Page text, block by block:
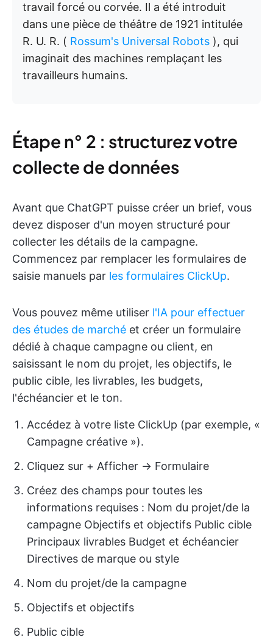
travail forcé ou corvée. Il a été introduit
dans une pièce de théâtre de 1921 intitulée
R. U. R. ( Rossum's Universal Robots ), qui
imaginait des machines remplaçant les
travailleurs humains.
Étape n° 2 : structurez votre
collecte de données
Avant que ChatGPT puisse créer un brief, vous
devez disposer d'un moyen structuré pour
collecter les détails de la campagne.
Commencez par remplacer les formulaires de
saisie manuels par les formulaires ClickUp.
Vous pouvez même utiliser l'IA pour effectuer
des études de marché et créer un formulaire
dédié à chaque campagne ou client, en
saisissant le nom du projet, les objectifs, le
public cible, les livrables, les budgets,
l'échéancier et le ton.
Accédez à votre liste ClickUp (par exemple, «
Campagne créative »).
Cliquez sur + Afficher → Formulaire
Créez des champs pour toutes les
informations requises : Nom du projet/de la
campagne Objectifs et objectifs Public cible
Principaux livrables Budget et échéancier
Directives de marque ou style
Nom du projet/de la campagne
Objectifs et objectifs
Public cible